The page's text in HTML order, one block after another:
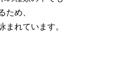
ため、
まれています。